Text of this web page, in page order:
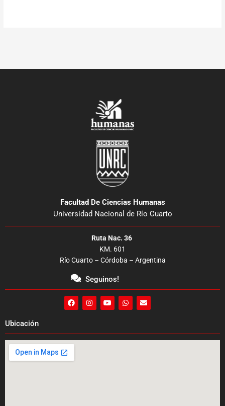
Ubicación
Facultad De Ciencias Humanas
Universidad Nacional de Río Cuarto
Ruta Nac. 36
KM. 601
Río Cuarto – Córdoba – Argentina
Seguinos!
F
a
o
o
I
n
g
r
Y
o
b
e
W
h
a
p
E
n
o
p